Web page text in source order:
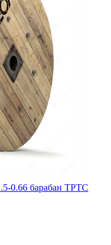
0.66 барабан ТРТС